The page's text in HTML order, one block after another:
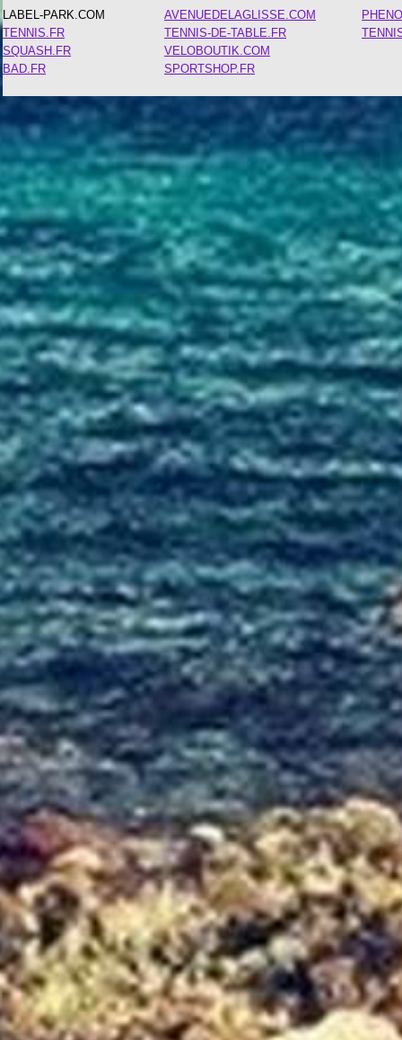
LABEL-PARK.COM
TENNIS.FR
SQUASH.FR
BAD.FR
AVENUEDELAGLISSE.COM
TENNIS-DE-TABLE.FR
VELOBOUTIK.COM
SPORTSHOP.FR